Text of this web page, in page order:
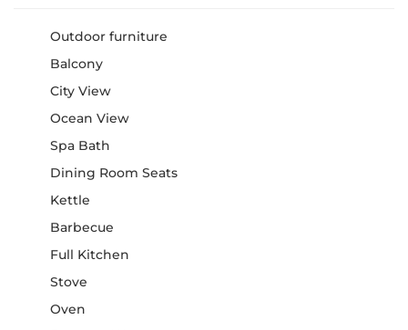
Outdoor furniture
Balcony
City View
Ocean View
Spa Bath
Dining Room Seats
Kettle
Barbecue
Full Kitchen
Stove
Oven